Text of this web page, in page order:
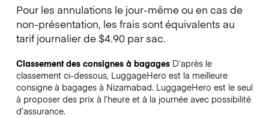
Pour les annulations le jour-même ou en cas de
non-présentation, les frais sont équivalents au
tarif journalier de $4.90 par sac.
Classement des consignes à bagages D’après le
classement ci-dessous, LuggageHero est la meilleure
consigne à bagages à Nizamabad. LuggageHero est le seul
à proposer des prix à l’heure et à la journée avec possibilité
d’assurance.